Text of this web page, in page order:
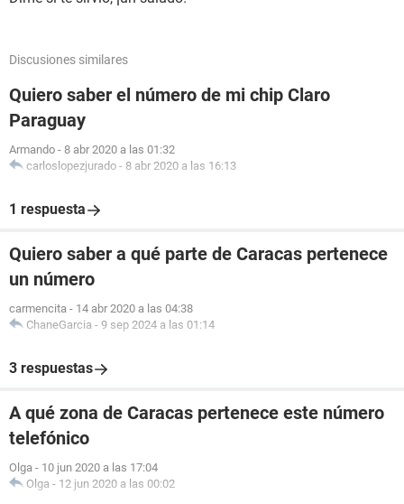
Discusiones similares
Quiero saber el número de mi chip Claro
Paraguay
Armando - 8 abr 2020 a las 01:32
carloslopezjurado - 8 abr 2020 a las 16:13
1 respuesta
Quiero saber a qué parte de Caracas pertenece
un número
carmencita - 14 abr 2020 a las 04:38
ChaneGarcia - 9 sep 2024 a las 01:14
3 respuestas
A qué zona de Caracas pertenece este número
telefónico
Olga - 10 jun 2020 a las 17:04
Olga - 12 jun 2020 a las 00:02